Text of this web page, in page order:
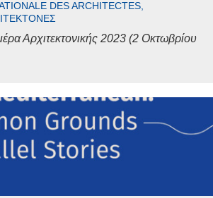
DES ARCHITECTES,
Αρχιτεκτονικής 2023 (2 Οκτωβρίου